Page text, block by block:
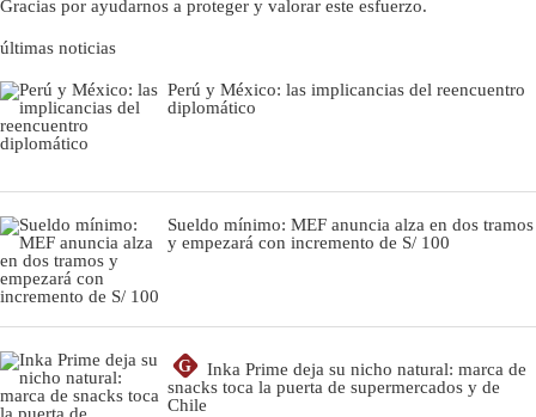
Gracias por ayudarnos a proteger y valorar este esfuerzo.
últimas noticias
Perú y México: las implicancias del reencuentro
diplomático
Sueldo mínimo: MEF anuncia alza en dos tramos
y empezará con incremento de S/ 100
G
Inka Prime deja su nicho natural: marca de
snacks toca la puerta de supermercados y de
Chile